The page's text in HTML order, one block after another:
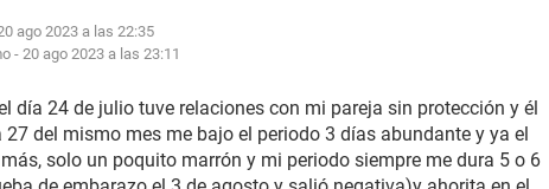
ago 2023 a las 22:35
-20 ago 2023 a las 23:11
día 24 de julio tuve relaciones con mi pareja sin protección y él
del mismo mes me bajo el periodo 3 días abundante y ya el
solo un poquito marrón y mi periodo siempre me dura 5 o 6